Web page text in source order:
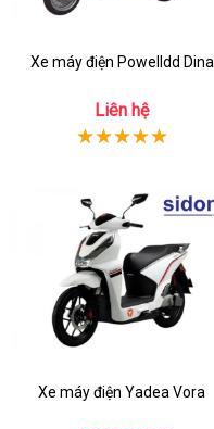
Xe máy điện Powelldd Dina
Liên hệ
Xe máy điện Yadea Vora